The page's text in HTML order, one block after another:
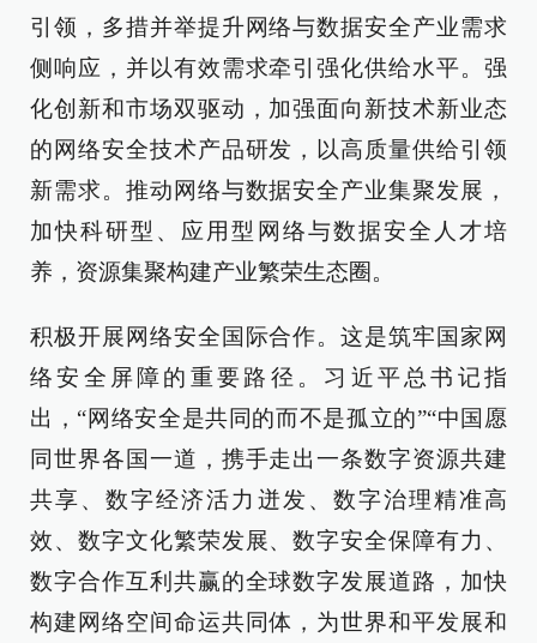
引领，多措并举提升网络与数据安全产业需求
侧响应，并以有效需求牵引强化供给水平。强
化创新和市场双驱动，加强面向新技术新业态
的网络安全技术产品研发，以高质量供给引领
新需求。推动网络与数据安全产业集聚发展，
加快科研型、应用型网络与数据安全人才培
养，资源集聚构建产业繁荣生态圈。
积极开展网络安全国际合作。这是筑牢国家网
络安全屏障的重要路径。习近平总书记指
出，“网络安全是共同的而不是孤立的”“中国愿
同世界各国一道，携手走出一条数字资源共建
共享、数字经济活力迸发、数字治理精准高
效、数字文化繁荣发展、数字安全保障有力、
数字合作互利共赢的全球数字发展道路，加快
构建网络空间命运共同体，为世界和平发展和